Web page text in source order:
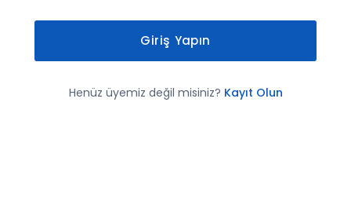
Giriş Yapın
Henüz üyemiz değil misiniz? Kayıt Olun